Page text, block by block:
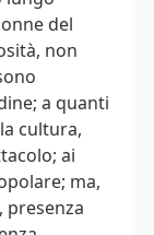
del
non
a quanti
cultura,
ai
ma,
presenza